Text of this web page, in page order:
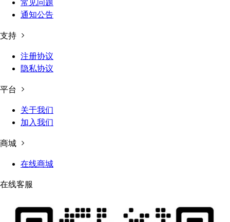
常见问题
通知公告
支持
注册协议
隐私协议
平台
关于我们
加入我们
商城
在线商城
在线客服